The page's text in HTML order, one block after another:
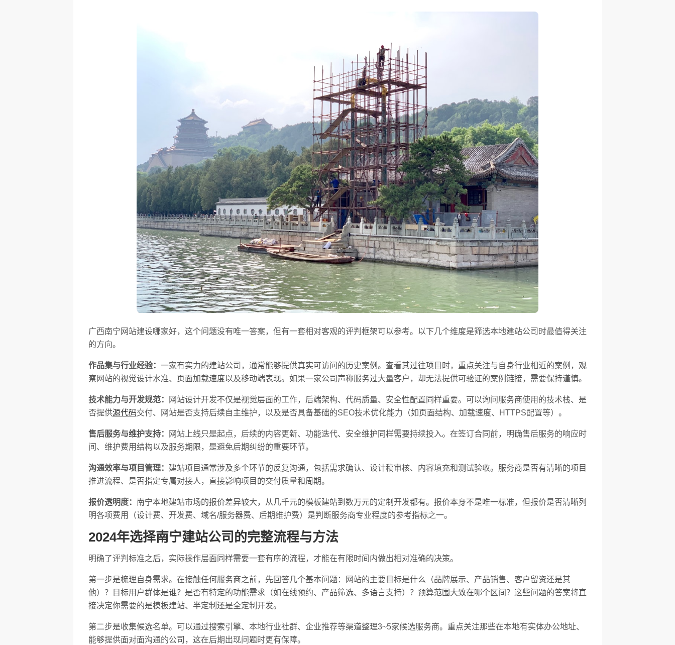
广西南宁网站建设哪家好，这个问题没有唯一答案，但有一套相对客观的评判框架可以参考。以下几个维度是筛选本地建站公司时最值得关注
的方向。
作品集与行业经验： 一家有实力的建站公司，通常能够提供真实可访问的历史案例。查看其过往项目时，重点关注与自身行业相近的案例，观
察网站的视觉设计水准、页面加载速度以及移动端表现。如果一家公司声称服务过大量客户，却无法提供可验证的案例链接，需要保持谨慎。
技术能力与开发规范：
网站设计开发不仅是视觉层面的工作，后端架构、代码质量、安全性配置同样重要。可以询问服务商使用的技术栈、是
否提供源代码交付、网站是否支持后续自主维护，以及是否具备基础的SEO技术优化能力（如页面结构、加载速度、HTTPS配置等）。
售后服务与维护支持：
网站上线只是起点，后续的内容更新、功能迭代、安全维护同样需要持续投入。在签订合同前，明确售后服务的响应时
间、维护费用结构以及服务期限，是避免后期纠纷的重要环节。
沟通效率与项目管理： 建站项目通常涉及多个环节的反复沟通，包括需求确认、设计稿审核、内容填充和测试验收。服务商是否有清晰的项目
推进流程、是否指定专属对接人，直接影响项目的交付质量和周期。
报价透明度： 南宁本地建站市场的报价差异较大，从几千元的模板建站到数万元的定制开发都有。报价本身不是唯一标准，但报价是否清晰列
明各项费用（设计费、开发费、域名/服务器费、后期维护费）是判断服务商专业程度的参考指标之一。
2024年选择南宁建站公司的完整流程与方法
明确了评判标准之后，实际操作层面同样需要一套有序的流程，才能在有限时间内做出相对准确的决策。
第一步是梳理自身需求。在接触任何服务商之前，先回答几个基本问题：网站的主要目标是什么（品牌展示、产品销售、客户留资还是其
他）？目标用户群体是谁？是否有特定的功能需求（如在线预约、产品筛选、多语言支持）？预算范围大致在哪个区间？这些问题的答案将直
接决定你需要的是模板建站、半定制还是全定制开发。
第二步是收集候选名单。可以通过搜索引擎、本地行业社群、企业推荐等渠道整理3~5家候选服务商。重点关注那些在本地有实体办公地址、
能够提供面对面沟通的公司，这在后期出现问题时更有保障。